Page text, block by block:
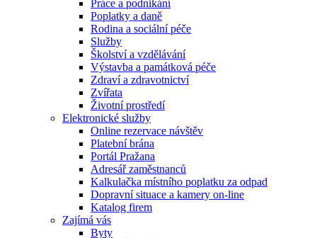
Práce a podnikání
Poplatky a daně
Rodina a sociální péče
Služby
Školství a vzdělávání
Výstavba a památková péče
Zdraví a zdravotnictví
Zvířata
Životní prostředí
Elektronické služby
Online rezervace návštěv
Platební brána
Portál Pražana
Adresář zaměstnanců
Kalkulačka místního poplatku za odpad
Dopravní situace a kamery on-line
Katalog firem
Zajímá vás
Byty